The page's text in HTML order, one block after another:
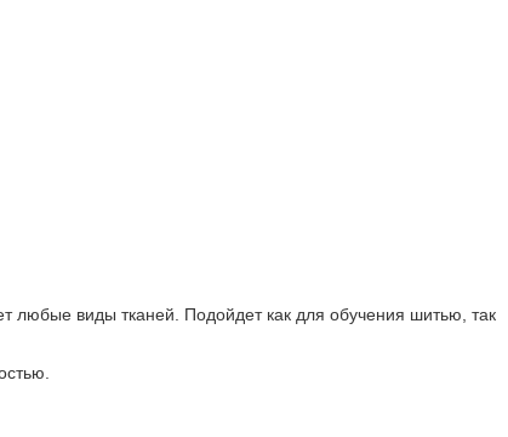
любые виды тканей. Подойдет как для обучения шитью, так